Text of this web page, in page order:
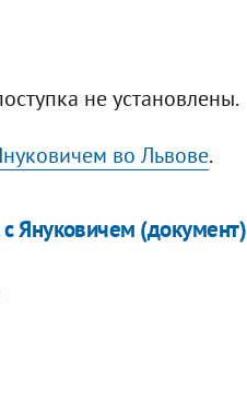
не установлены.
во Львове.
Януковичем (документ)